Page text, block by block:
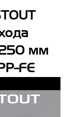
250 мм
FE